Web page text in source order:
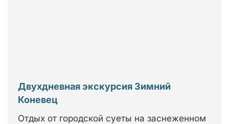
Двухдневная экскурсия Зимний
Коневец
Отдых от городской суеты на заснеженном